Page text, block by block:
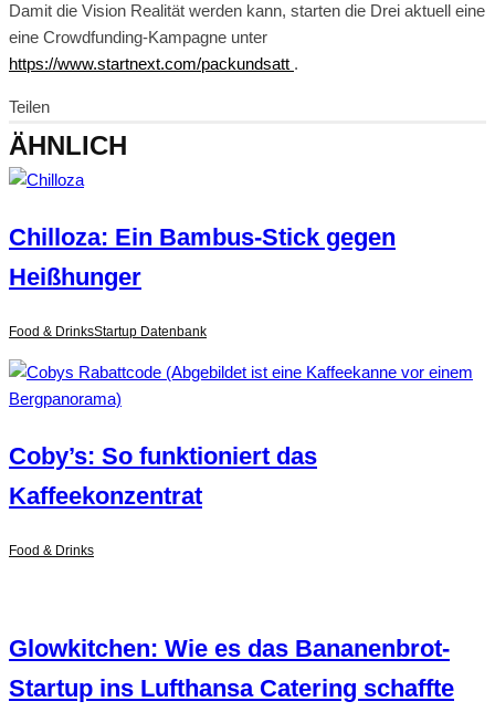
Damit die Vision Realität werden kann, starten die Drei aktuell eine
eine Crowdfunding-Kampagne unter
https://www.startnext.com/packundsatt .
Teilen
ÄHNLICH
Chilloza: Ein Bambus-Stick gegen
Heißhunger
Food & DrinksStartup Datenbank
Coby’s: So funktioniert das
Kaffeekonzentrat
Food & Drinks
Glowkitchen: Wie es das Bananenbrot-
Startup ins Lufthansa Catering schaffte